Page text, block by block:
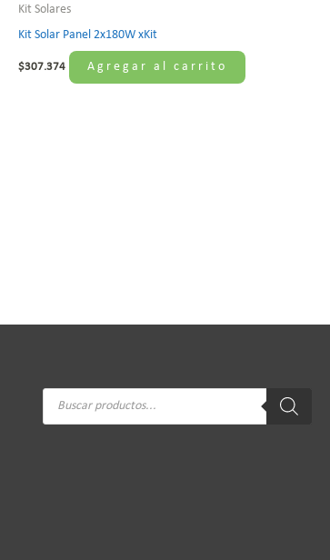
Kit Solares
Kit Solar Panel 2x180W xKit
$307.374 Agregar al carrito
Búsqueda
productos